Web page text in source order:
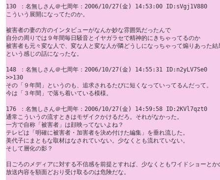
130 ：名無しさん＠七周年：2006/10/27(金) 14:53:00 ID:sVgj1V880
こういう展開になってたのか。
被害者の妻の方のインタビューがなんか妙な雰囲気だったんで
自分の周りでは９年間毎日騒音とイヤガラセで精神的にきちゃってるのか
被害者も元々変な人で、変な人と変な人が隣どうしになっちゃって煽りあった
という感じの話になったな。
148 ：名無しさん＠七周年：2006/10/27(金) 14:55:31 ID:n2yLV7Se0
>>130
その「９年間」というのも、追求されるたびに短くなっていってるんだって。
今は「３年間」で落ち着いている模様。
176 ：名無しさん＠七周年：2006/10/27(金) 14:59:58 ID:2KVl7qzt0
通常こういうの流すときはモザイクかけるだろ。それがなかった。
一方で自称「被害者」は顔映ってないよね？
テレビは「明確に被害者・加害者を決め付けた編集」を垂れ流した。
美代子にまともな取材はなされていない。少なくとも流れていない。
そして層化の影？
日ごろのメディアに対する不信感を前提とすれば、少なくともワイドショーと
放送内容を額面どおり受け取るのは危険だな。